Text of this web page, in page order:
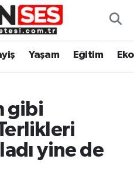
Yaşam Eğitim
gibi
yine de
Haritası
ve Fikstür